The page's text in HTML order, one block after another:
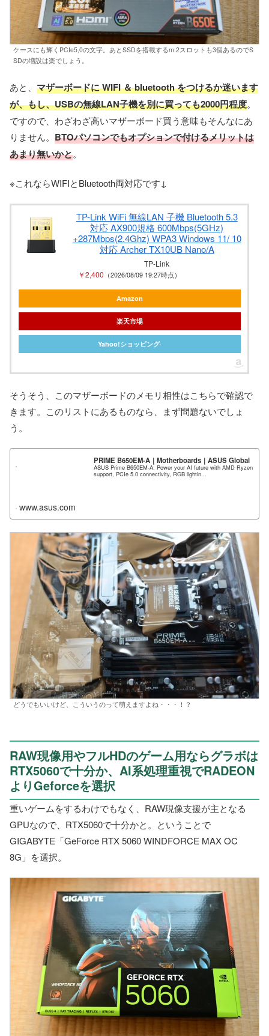
ケースにも輝くPCIe5,0の文字。あとSSDを搭載するm.2スロットも3個あるのでS
SDの増設は楽でしょう。
あと、 マザーボードに WIFI ＆ bluetooth をつけるか迷います
が、もし、USBの無線LAN子機を別に買っても2000円程度。
ですので、わざわざ高いマザーボード買う意味もそんなにあ
りません。 BTOパソコンでもオプションで付けるメリットは
あまり無いかと。
※これならWIFIとBluetooth両対応です↓
TP-Link WiFi 無線LAN 子機 Bluetooth 5.3
対応 AX900規格 600Mbps(5GHz)
+287Mbps(2.4Ghz) WPA3 Windows 11/ 10
対応 Archer TX10UB Nano/A
TP-Link
￥2,400 （2026/08/09 19:27時点）
Amazon
楽天市場
Yahoo!ショッピング
そうそう、このマザーボードのメモリ相性はこちらで確認で
きます。このリストにあるものなら、まず問題ないでしょ
う。
PRIME B650EM-A｜Motherboards｜ASUS Global
ASUS Prime B650EM-A: Power your AI future with AMD Ryzen
support, PCIe 5.0 connectivity, RGB lightin...
www.asus.com
どうでもいいけど、こういうのって萌えますよね・・・！？
RAW現像用やフルHDのゲーム用ならグラボは
RTX5060で十分か、AI系処理重視でRADEON
よりGeforceを選択
重いゲームをするわけでもなく、RAW現像支援が主となる
GPUなので、RTX5060で十分かと。ということで
GIGABYTE「GeForce RTX 5060 WINDFORCE MAX OC
8G」を選択。